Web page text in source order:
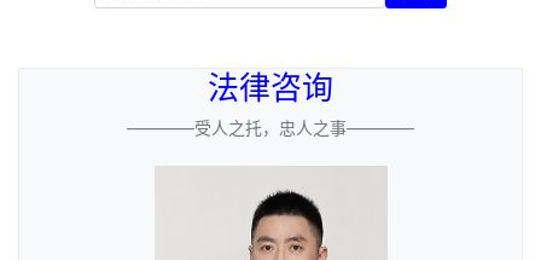
法律咨询
————受人之托，忠人之事————